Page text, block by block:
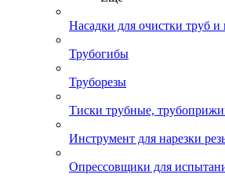
Насадки для очистки труб и
Трубогибы
Труборезы
Тиски трубные,
Инструмент для нарезки
Опрессовщики для